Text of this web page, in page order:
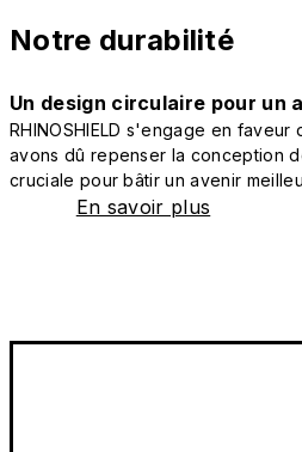
Notre durabilité
Un design circulaire pour un
RHINOSHIELD s'engage en
avons dû repenser la conception
cruciale pour bâtir un avenir
En savoir plus